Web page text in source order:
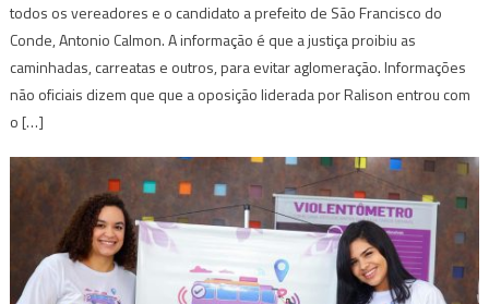
todos os vereadores e o candidato a prefeito de São Francisco do
Conde, Antonio Calmon. A informação é que a justiça proibiu as
caminhadas, carreatas e outros, para evitar aglomeração. Informações
não oficiais dizem que que a oposição liderada por Ralison entrou com
o […]